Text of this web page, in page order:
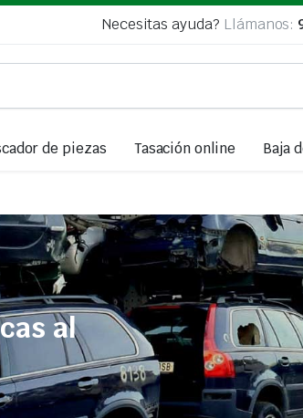
Necesitas ayuda? Llámanos:
de piezas Tasación online Baja
al